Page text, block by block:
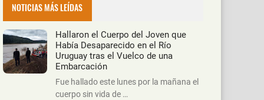
NOTICIAS MÁS LEÍDAS
Hallaron el Cuerpo del Joven que
Había Desaparecido en el Río
Uruguay tras el Vuelco de una
Embarcación
Fue hallado este lunes por la mañana el
cuerpo sin vida de …